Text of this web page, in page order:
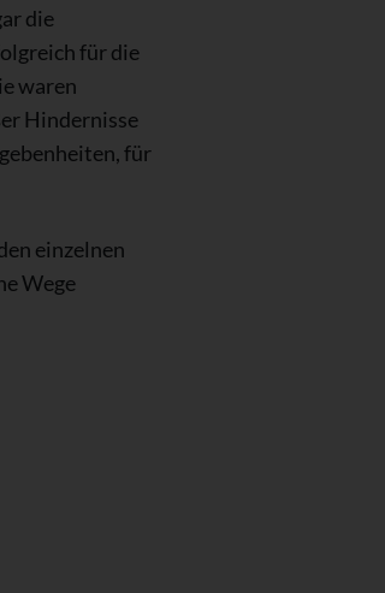
die
für die
waren
Hindernisse
für
einzelnen
Wege